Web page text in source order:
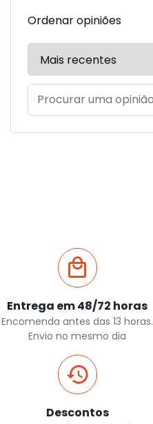
Ordenar opiniões
Entrega em 48/72 horas
Encomenda antes das 13 horas.
Envio no mesmo dia
Descontos